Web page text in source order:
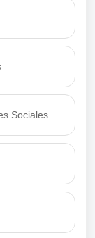
Sociales